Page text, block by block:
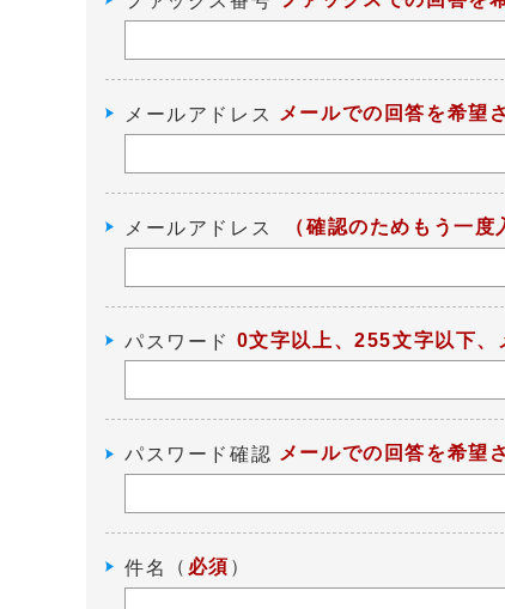
メールアドレス メールでの回答を希望
メールアドレス （確認のためもう一度
パスワード 0文字以上、255文字以下、
パスワード確認 メールでの回答を希望
件名 （ 必須 ）